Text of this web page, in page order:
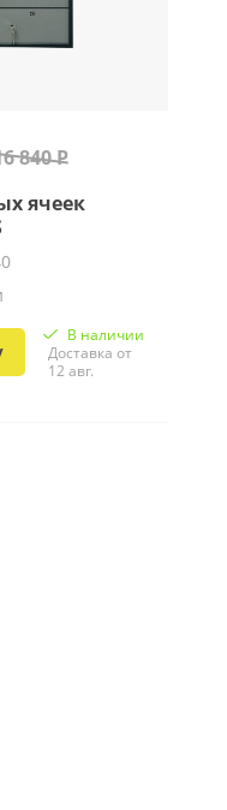
840 Р
ячеек
В наличии
Доставка от
12 авг.